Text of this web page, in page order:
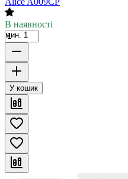
В наявності
мин. 1
У кошик